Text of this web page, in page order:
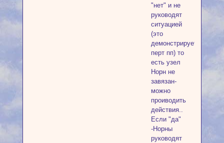
"нет" и не
руководят
ситуацией
(это
демонстрирует
перт пп) то
есть узел
Норн не
завязан-
можно
проиводить
действия..
Если "да"
-Норны
руководят